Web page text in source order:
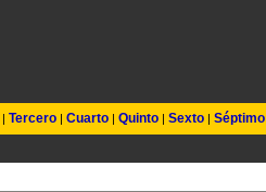
| Tercero | Cuarto | Quinto | Sexto | Séptimo